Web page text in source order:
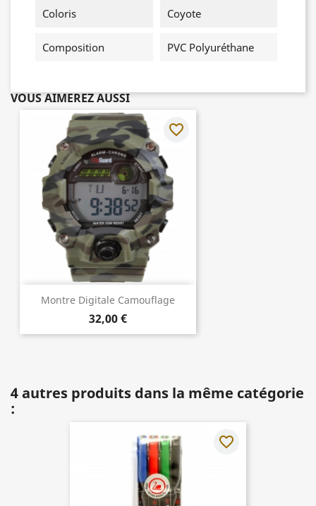
Coloris
Coyote
Composition PVC Polyuréthane
VOUS AIMEREZ AUSSI
Montre Digitale Camouflage
32,00 €
favorite_border
4 autres produits dans la même catégorie
:
favorite_border